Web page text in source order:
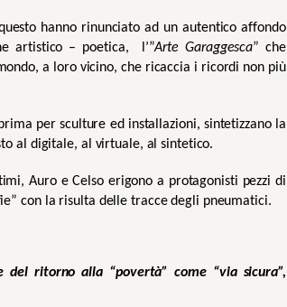
hanno rinunciato ad un autentico affondo
artistico – poetica,  l’”Arte Garaggesca” che
a loro vicino, che ricaccia i ricordi non più
per sculture ed installazioni, sintetizzano la
al digitale, al virtuale, al sintetico.
Auro e Celso erigono a protagonisti pezzi di
con la risulta delle tracce degli pneumatici.
ritorno alla “povertà” come “via sicura”,